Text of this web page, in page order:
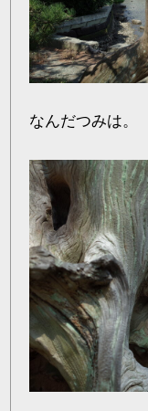
なんだつみは。